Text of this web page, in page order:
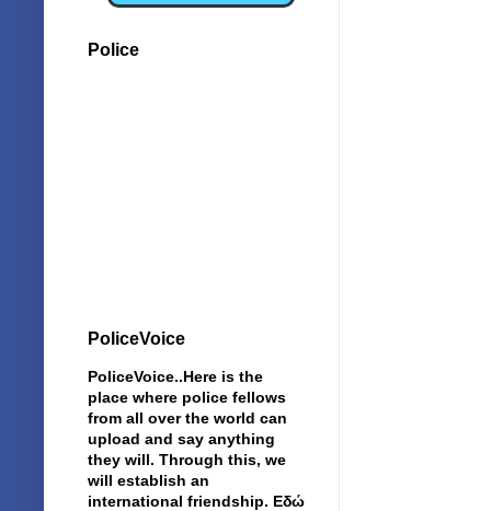
Police
PoliceVoice
PoliceVoice..Here is the
place where police fellows
from all over the world can
upload and say anything
they will. Through this, we
will establish an
international friendship. Εδώ